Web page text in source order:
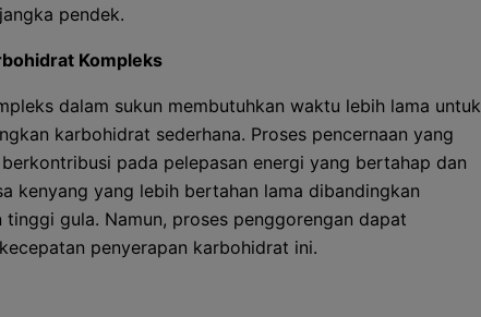
pendek.
Kompleks
dalam sukun membutuhkan waktu lebih lama untuk
karbohidrat sederhana. Proses pencernaan yang
pada pelepasan energi yang bertahap dan
kenyang yang lebih bertahan lama dibandingkan
tinggi gula. Namun, proses penggorengan dapat
penyerapan karbohidrat ini.